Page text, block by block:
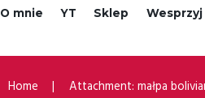
O mnie YT Sklep Wesprzyj
Home Attachment: małpa